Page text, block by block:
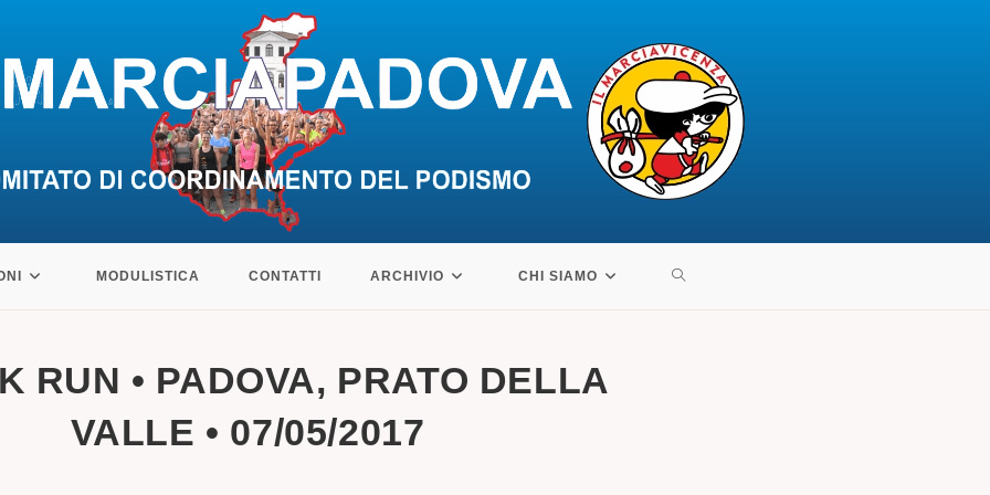
MODULISTICA CONTATTI ARCHIVIO CHI SIAMO ATTIVA/DISATTIVA
RUN • PADOVA, PRATO DELLA
VALLE • 07/05/2017